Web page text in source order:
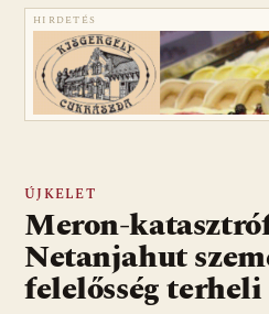
HIRDETÉS
ÚJKELET
Meron-
Netanjahut
felelősség terheli